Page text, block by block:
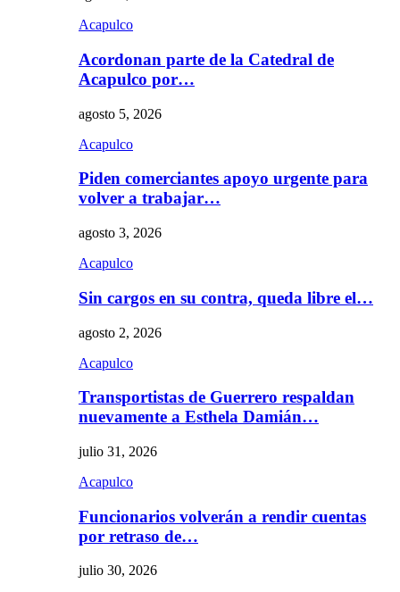
Acapulco
Acordonan parte de la Catedral de
Acapulco por…
agosto 5, 2026
Acapulco
Piden comerciantes apoyo urgente para
volver a trabajar…
agosto 3, 2026
Acapulco
Sin cargos en su contra, queda libre el…
agosto 2, 2026
Acapulco
Transportistas de Guerrero respaldan
nuevamente a Esthela Damián…
julio 31, 2026
Acapulco
Funcionarios volverán a rendir cuentas
por retraso de…
julio 30, 2026